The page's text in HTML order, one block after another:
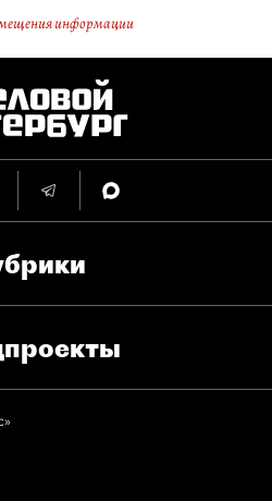
информации